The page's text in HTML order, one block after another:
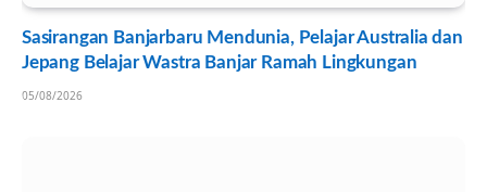
Sasirangan Banjarbaru Mendunia, Pelajar Australia dan
Jepang Belajar Wastra Banjar Ramah Lingkungan
05/08/2026